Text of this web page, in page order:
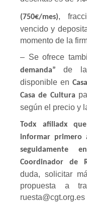
14/03/2020 –
14/03/2020 –
17/03/2020 –
22/03/2020 –
Real Decret 8/2020
18/03/2020 – (1)
18/03/2020 –
Suspensió
Més informació
(750€/mes),
vencido y
momento de la
– Se ofrece
demanda”de
disponible en
Casa de Cultura
según el precio y
Todx afiliadx
informar primero
seguidamente
Coordinador de
duda, solicitar
propuesta a